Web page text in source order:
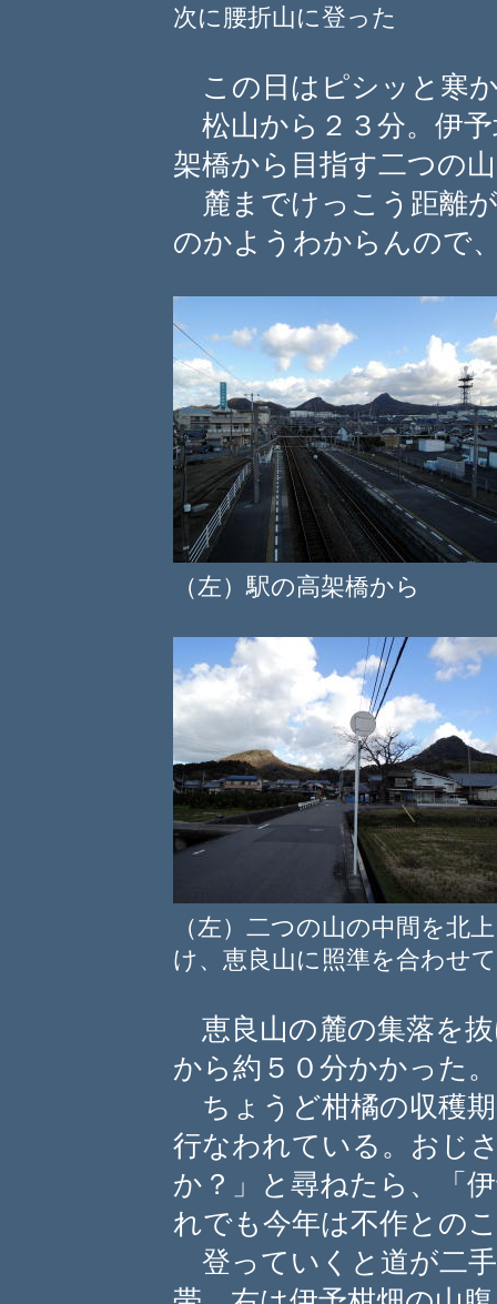
次に腰折山に登った
この日はピシッと寒
松山から２３分。伊
架橋から目指す二つの
麓までけっこう距離
のかようわからんので
（左）駅の高架橋から
（左）二つの山の中間を
け、恵良山に照準を合わせ
恵良山の麓の集落を
から約５０分かかった。
ちょうど柑橘の収穫
行なわれている。おじ
か？」と尋ねたら、「
れでも今年は不作との
登っていくと道が二